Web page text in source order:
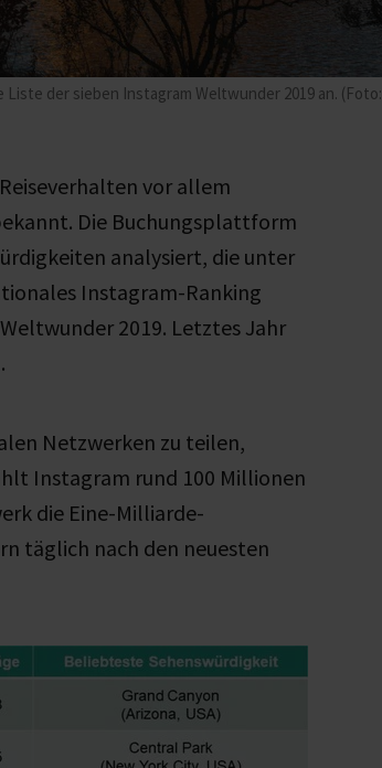
der sieben Instagram Weltwunder 2019 an. (Foto:
vor allem
Die Buchungsplattform
analysiert, die unter
Instagram-Ranking
2019. Letztes Jahr
Netzwerken zu teilen,
Instagram rund 100 Millionen
die Eine-Milliarde-
täglich nach den neuesten